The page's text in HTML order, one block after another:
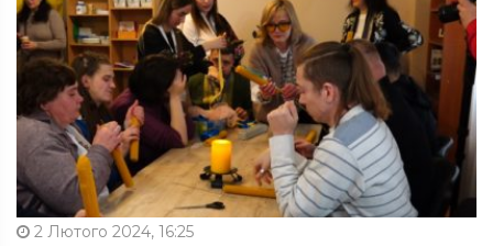
2 Лютого 2024, 16:25